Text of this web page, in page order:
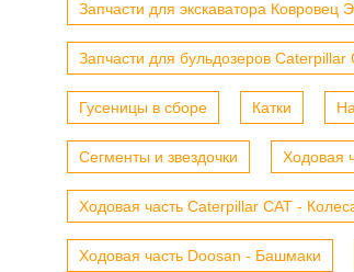
Запчасти для экскаватора Ковровец
Запчасти для бульдозеров Caterpillar
Гусеницы в сборе Катки
Сегменты и звездочки Ходовая
Ходовая часть Caterpillar CAT -
Ходовая часть Doosan - Башмаки